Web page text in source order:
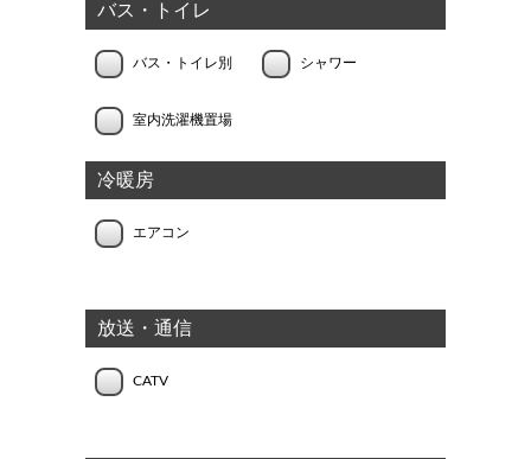
バス・トイレ
バス・トイレ別 シャワー
室内洗濯機置場
冷暖房
エアコン
放送・通信
CATV